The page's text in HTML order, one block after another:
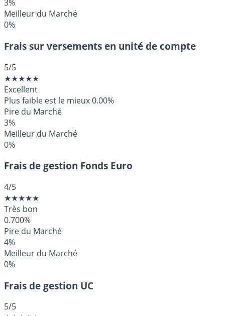
3%
Meilleur du Marché
0%
Frais sur versements en unité de compte
5/5
★★★★★
Excellent
Plus faible est le mieux0.00%
Pire du Marché
3%
Meilleur du Marché
0%
Frais de gestion Fonds Euro
4/5
★★★★★
Très bon
0.700%
Pire du Marché
4%
Meilleur du Marché
0%
Frais de gestion UC
5/5